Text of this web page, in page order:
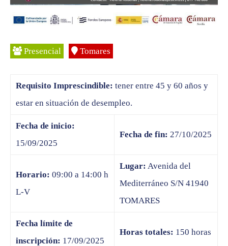
Presencial Tomares
Requisito Imprescindible: tener entre 45 y 60 años y
estar en situación de desempleo.
Fecha de inicio:
15/09/2025
Fecha de fin: 27/10/2025
Horario: 09:00 a 14:00 h
L-V
Lugar: Avenida del
Mediterráneo S/N 41940
TOMARES
Fecha límite de
inscripción: 17/09/2025
Horas totales: 150 horas